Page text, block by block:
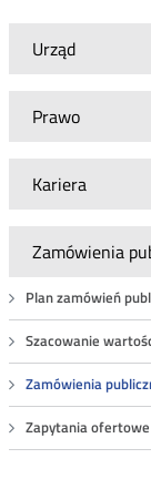
Urząd
Prawo
Kariera
Zamówienia
Plan zamówień
Szacowanie
Zamówienia
Zapytania ofertowe
składania
ofert
numer: